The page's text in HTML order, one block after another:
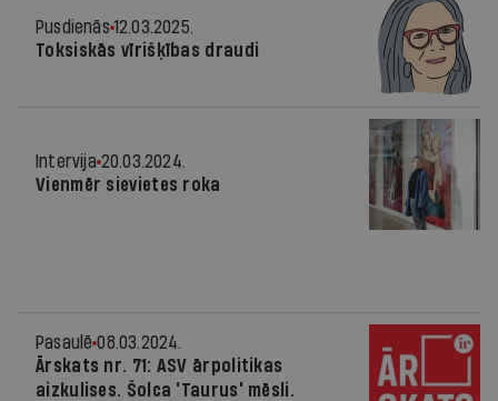
Pusdienās 12.03.2025.
Toksiskās vīrišķības draudi
Intervija 20.03.2024.
Vienmēr sievietes roka
Pasaulē 08.03.2024.
Ārskats nr. 71: ASV ārpolitikas
aizkulises. Šolca 'Taurus' mēsli.